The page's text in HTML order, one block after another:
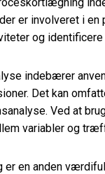
er involveret i
og
indebærer
Det kan
Ved at
variabler og
er en anden